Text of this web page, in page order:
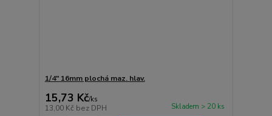
1/4" 16mm plochá maz. hlav.
15,73 Kč/ks
13,00 Kč bez DPH Skladem > 20 ks